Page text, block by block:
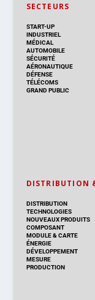
SECTEURS
START-UP
INDUSTRIEL
MÉDICAL
AUTOMOBILE
SÉCURITÉ
AÉRONAUTIQUE
DÉFENSE
TÉLÉCOMS
GRAND PUBLIC
DISTRIBUTION
DISTRIBUTION
TECHNOLOGIES
NOUVEAUX PRODUITS
COMPOSANT
MODULE & CARTE
ÉNERGIE
DÉVELOPPEMENT
MESURE
PRODUCTION